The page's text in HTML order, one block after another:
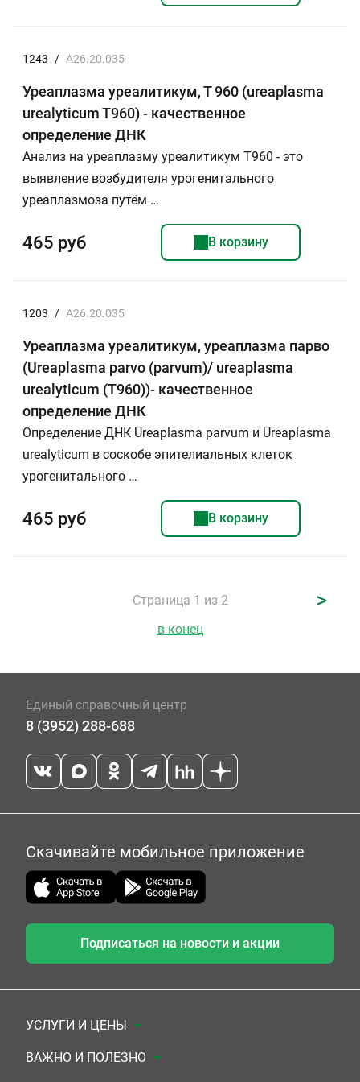
1243 / A26.20.035
Уреаплазма уреалитикум, Т 960 (ureaplasma
urealyticum T960) - качественное
определение ДНК
Анализ на уреаплазму уреалитикум T960 - это
выявление возбудителя урогенитального
уреаплазмоза путём …
465 руб В корзину
1203 / A26.20.035
Уреаплазма уреалитикум, уреаплазма парво
(Ureaplasma parvo (parvum)/ ureaplasma
urealyticum (T960))- качественное
определение ДНК
Определение ДНК Ureaplasma parvum и Ureaplasma
urealyticum в соскобе эпителиальных клеток
урогенитального …
465 руб В корзину
Страница 1 из 2 >
в конец
Единый справочный центр
8 (3952) 288-688
Скачивайте мобильное приложение
Подписаться на новости и акции
УСЛУГИ И ЦЕНЫ
Анализы
ВАЖНО И ПОЛЕЗНО